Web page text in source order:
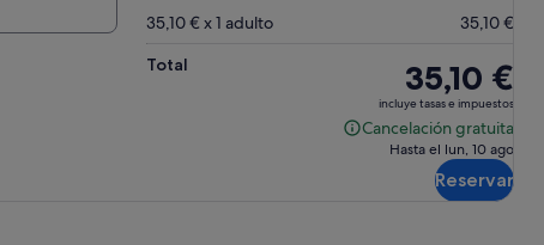
35,10 € x 1 adulto
35,10 €
Total
El
precio
es
de
35,10 €
35,10 €
incluye tasas e impuestos
Cancelación gratuita
Cancelación
Hasta el lun, 10 ago
Reservar